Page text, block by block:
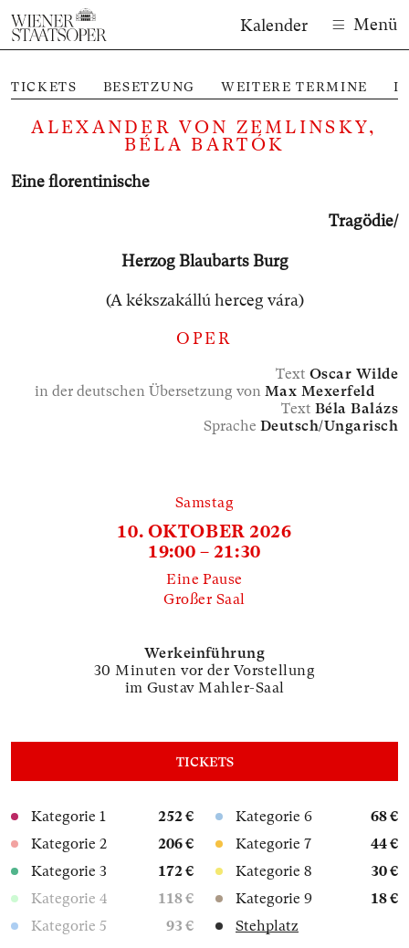
Kalender Menü
TICKETS BESETZUNG WEITERE TERMINE
ALEXANDER VON ZEMLINSKY,
BÉLA BARTÓK
Eine floren­tinische
Tragödie/
Herzog Blaubarts Burg
(A kékszakállú herceg vára)
OPER
Text Oscar Wilde
in der deutschen Übersetzung von Max Mexerfeld
Text Béla Balázs
Sprache Deutsch/Ungarisch
Samstag
10. OKTOBER 2026
19:00 – 21:30
Eine Pause
Großer Saal
Werkeinführung
30 Minuten vor der Vorstellung
im Gustav Mahler-Saal
TICKETS
Kategorie 1
252 €
Kategorie 2
206 €
Kategorie 3
172 €
Kategorie 4
118 €
Kategorie 5
93 €
Kategorie 6
68 €
Kategorie 7
44 €
Kategorie 8
30 €
Kategorie 9
18 €
Stehplatz